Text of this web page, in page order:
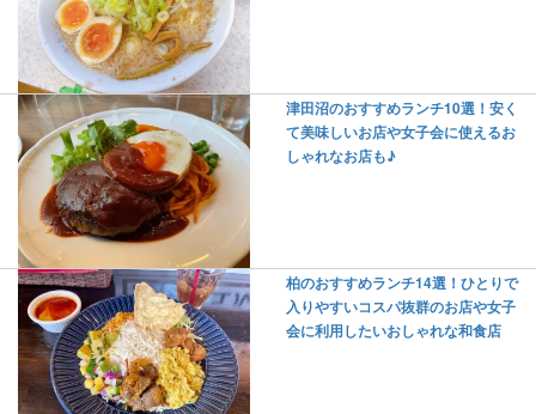
津田沼のおすすめランチ10選！安く
て美味しいお店や女子会に使えるお
しゃれなお店も♪
柏のおすすめランチ14選！ひとりで
入りやすいコスパ抜群のお店や女子
会に利用したいおしゃれな和食店